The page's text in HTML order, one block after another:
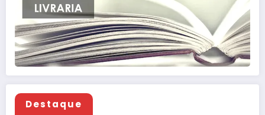
Destaque